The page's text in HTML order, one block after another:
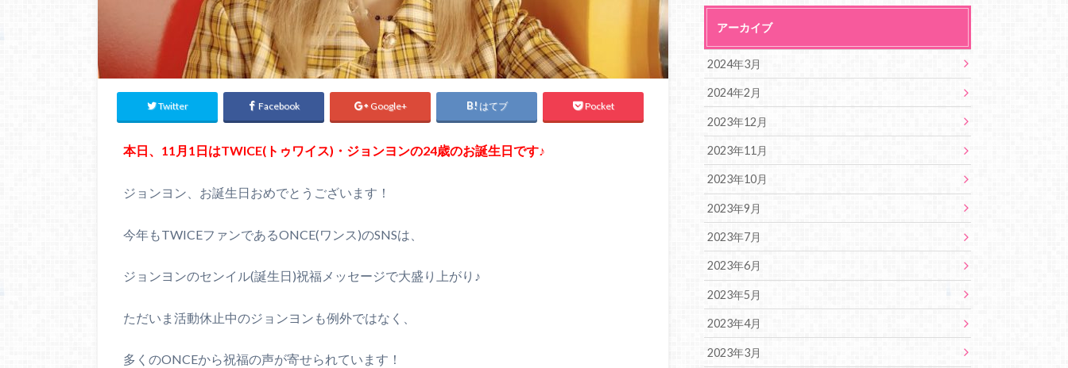
Twitter Facebook Google+ はてブ Pocket
本日、11月1日はTWICE(トゥワイス)・ジョンヨンの24歳のお誕生日です♪
ジョンヨン、お誕生日おめでとうございます！
今年もTWICEファンであるONCE(ワンス)のSNSは、
ジョンヨンのセンイル(誕生日)祝福メッセージで大盛り上がり♪
ただいま活動休止中のジョンヨンも例外ではなく、
多くのONCEから祝福の声が寄せられています！
アーカイブ
2024年3月
2024年2月
2023年12月
2023年11月
2023年10月
2023年9月
2023年7月
2023年6月
2023年5月
2023年4月
2023年3月